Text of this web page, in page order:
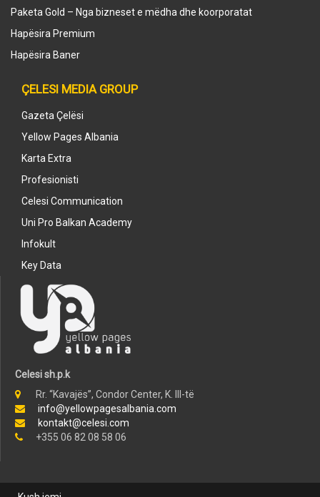
Paketa Gold – Nga bizneset e mëdha dhe koorporatat
Hapësira Premium
Hapësira Baner
ÇELESI MEDIA GROUP
Gazeta Çelësi
Yellow Pages Albania
Karta Extra
Profesionisti
Celesi Communication
Uni Pro Balkan Academy
Infokult
Key Data
Celesi sh.p.k
Rr. “Kavajës”, Condor Center, K. III-të
info@yellowpagesalbania.com
kontakt@celesi.com
+355 06 82 08 58 06